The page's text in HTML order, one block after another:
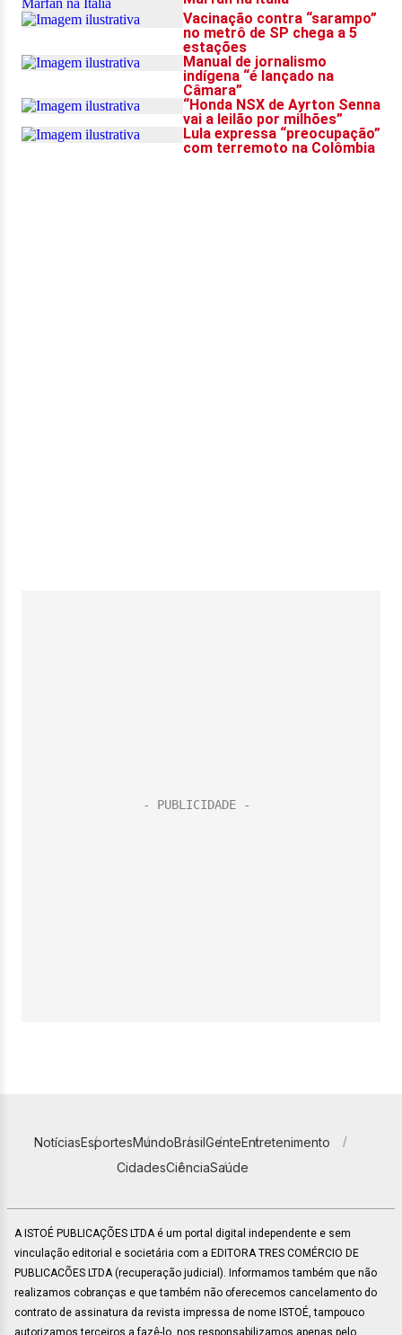
NotíciasEsportesMundoBrasilGenteEntretenimento
CidadesCiênciaSaúde
A ISTOÉ PUBLICAÇÕES LTDA é um portal digital independente e sem
vinculação editorial e societária com a EDITORA TRES COMÉRCIO DE
PUBLICACÕES LTDA (recuperação judicial). Informamos também que não
realizamos cobranças e que também não oferecemos cancelamento do
contrato de assinatura da revista impressa de nome ISTOÉ, tampouco
autorizamos terceiros a fazê-lo, nos responsabilizamos apenas pelo